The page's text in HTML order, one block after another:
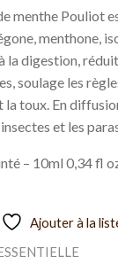
menthe Pouliot
menthone,
la digestion,
soulage les
toux. En
et les
– 10ml 0,34 fl
Ajouter à la